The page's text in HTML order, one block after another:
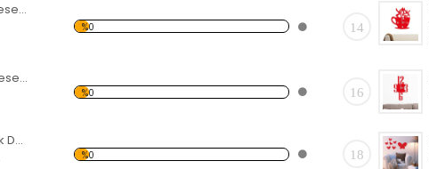
Kahve Fincan Desenli Siyah Dekoratif Duvar Saati
%0 14
Büyük Rakam Desenli Siyah Dekoratif Duvar Saati
%0 16
5 Küçük Kelebek Desenli Siyah Dekoratif Duvar Saati
%0 18